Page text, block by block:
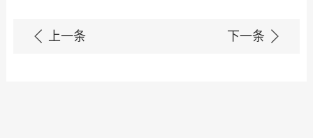
上一条 下一条